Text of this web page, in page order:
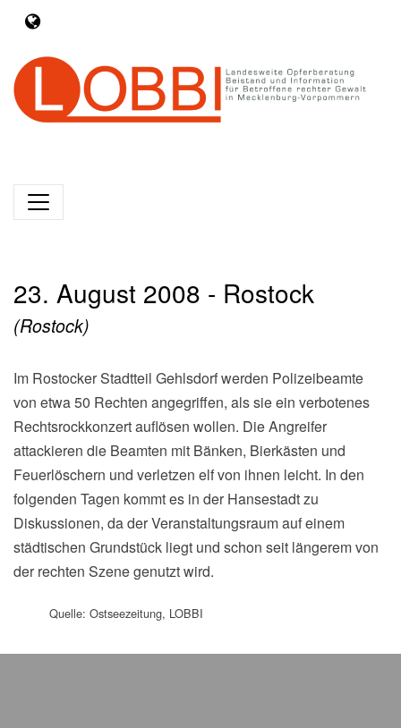
23. August 2008 - Rostock
(Rostock)
Im Rostocker Stadtteil Gehlsdorf werden Polizeibeamte
von etwa 50 Rechten angegriffen, als sie ein verbotenes
Rechtsrockkonzert auflösen wollen. Die Angreifer
attackieren die Beamten mit Bänken, Bierkästen und
Feuerlöschern und verletzen elf von ihnen leicht. In den
folgenden Tagen kommt es in der Hansestadt zu
Diskussionen, da der Veranstaltungsraum auf einem
städtischen Grundstück liegt und schon seit längerem von
der rechten Szene genutzt wird.
Quelle: Ostseezeitung, LOBBI